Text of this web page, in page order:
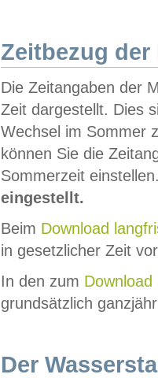
Zeitbezug der
Die Zeitangaben der
Zeit dargestellt. Dies
Wechsel im Sommer
können Sie die
Sommerzeit
eingestellt.
Beim Download
in gesetzlicher Zeit
In den zum Download
grundsätzlich
Der